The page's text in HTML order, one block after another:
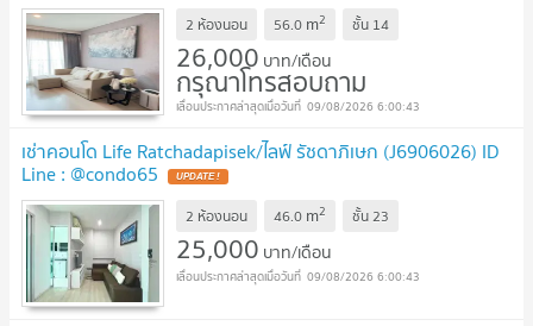
2 ห้องนอน 56.0 m2 ชั้น 14
26,000 บาท/เดือน
กรุณาโทรสอบถาม
09/08/2026 6:00:43
เช่าคอนโด Life Ratchadapisek/ไลฟ์ รัชดาภิเษก (J6906026) ID
Line : @condo65 UPDATE !
2 ห้องนอน 46.0 m2 ชั้น23
25,000 บาท/เดือน
09/08/2026 6:00:43